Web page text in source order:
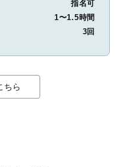
指名可
1〜1.5時間
3回
ちら